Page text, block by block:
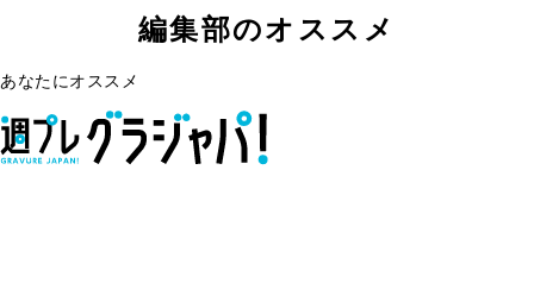
編集部のオススメ
あなたにオススメ